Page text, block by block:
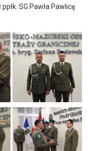
SG Pawła Pawlicę